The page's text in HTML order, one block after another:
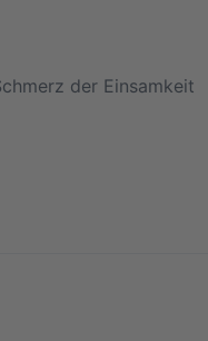
der Einsamkeit